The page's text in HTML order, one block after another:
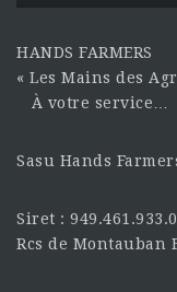
HANDS FARMERS
« Les Mains des
À votre service…
Sasu Hands
Siret :
Rcs de Montauban